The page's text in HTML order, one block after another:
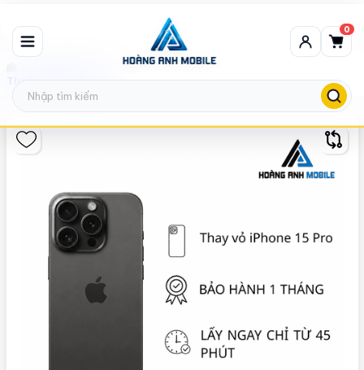
0
Thay vỏ iPhone 15 Pro